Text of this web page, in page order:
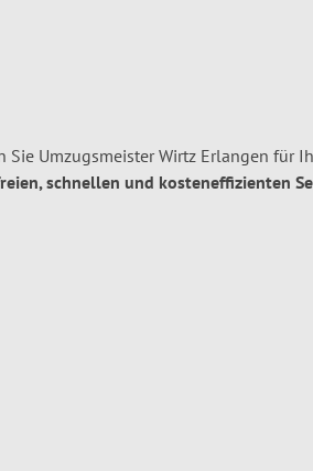
Sie Umzugsmeister Wirtz Erlangen für
schnellen und kosteneffizienten